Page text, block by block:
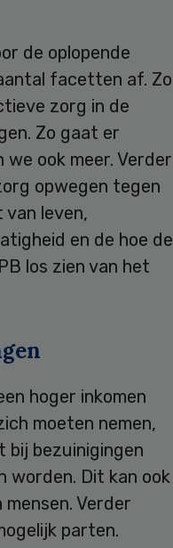
de oplopende
facetten af. Zo
zorg in de
Zo gaat er
ook meer. Verder
opwegen tegen
leven,
en de hoe de
los zien van het
hoger inkomen
moeten nemen,
bij bezuinigingen
worden. Dit kan ook
Verder
parten.